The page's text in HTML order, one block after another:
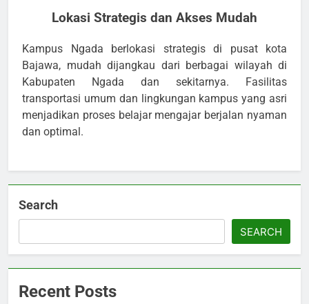
Lokasi Strategis dan Akses Mudah
Kampus Ngada berlokasi strategis di pusat kota
Bajawa, mudah dijangkau dari berbagai wilayah di
Kabupaten Ngada dan sekitarnya. Fasilitas
transportasi umum dan lingkungan kampus yang asri
menjadikan proses belajar mengajar berjalan nyaman
dan optimal.
Search
SEARCH
Recent Posts